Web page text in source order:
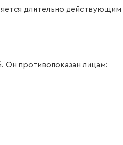
длительно
Он противопоказан лицам: